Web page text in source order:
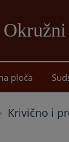
ploča
Krivično i